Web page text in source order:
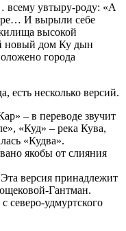
увтыру-роду: «А
И вырыли себе
высокой
новый дом Ку дын
города
есть несколько версий.
– в переводе звучит
«Куд» – река Кува,
«Кудва».
якобы от слияния
Эта версия принадлежит
Гантман.
северо-удмуртского